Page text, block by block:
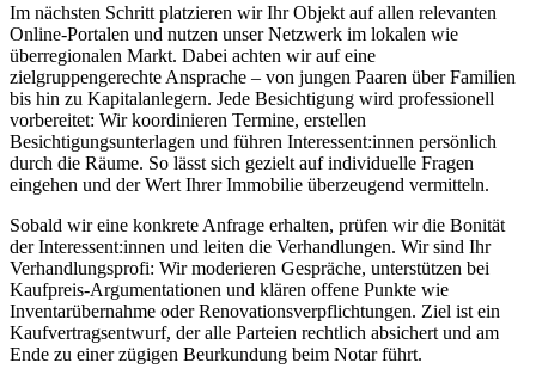
Im nächsten Schritt platzieren wir Ihr Objekt auf allen relevanten
Online-Portalen und nutzen unser Netzwerk im lokalen wie
überregionalen Markt. Dabei achten wir auf eine
zielgruppengerechte Ansprache – von jungen Paaren über Familien
bis hin zu Kapitalanlegern. Jede Besichtigung wird professionell
vorbereitet: Wir koordinieren Termine, erstellen
Besichtigungsunterlagen und führen Interessent:innen persönlich
durch die Räume. So lässt sich gezielt auf individuelle Fragen
eingehen und der Wert Ihrer Immobilie überzeugend vermitteln.
Sobald wir eine konkrete Anfrage erhalten, prüfen wir die Bonität
der Interessent:innen und leiten die Verhandlungen. Wir sind Ihr
Verhandlungsprofi: Wir moderieren Gespräche, unterstützen bei
Kaufpreis-Argumentationen und klären offene Punkte wie
Inventarübernahme oder Renovationsverpflichtungen. Ziel ist ein
Kaufvertragsentwurf, der alle Parteien rechtlich absichert und am
Ende zu einer zügigen Beurkundung beim Notar führt.